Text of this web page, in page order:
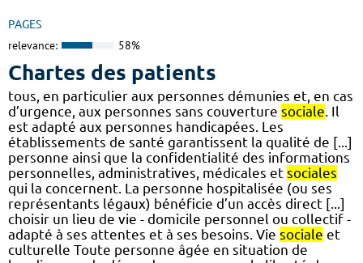
PAGES
relevance: 58%
Chartes des patients
tous, en particulier aux personnes démunies et, en cas
d’urgence, aux personnes sans couverture sociale . Il
est adapté aux personnes handicapées. Les
établissements de santé garantissent la qualité de [...]
personne ainsi que la confidentialité des informations
personnelles, administratives, médicales et sociales
qui la concernent. La personne hospitalisée (ou ses
représentants légaux) bénéficie d’un accès direct [...]
choisir un lieu de vie - domicile personnel ou collectif -
adapté à ses attentes et à ses besoins. Vie sociale et
culturelle Toute personne âgée en situation de